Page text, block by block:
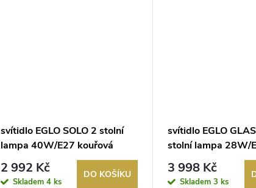
svítidlo EGLO SOLO 2 stolní
lampa 40W/E27 kouřová
černá
2 992 Kč
Skladem 4 ks
DO KOŠÍKU
svítidlo EGLO
stolní lampa 28W/
kouřová černá
3 998 Kč
Skladem3 ks